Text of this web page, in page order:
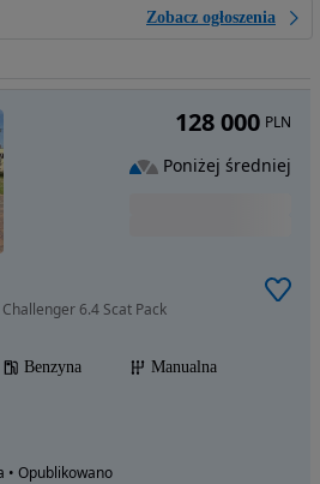
Zobacz ogłoszenia
6.4 Scat Pack
Benzyna
Manualna
• Opublikowano
128 000 PLN
Poniżej średniej